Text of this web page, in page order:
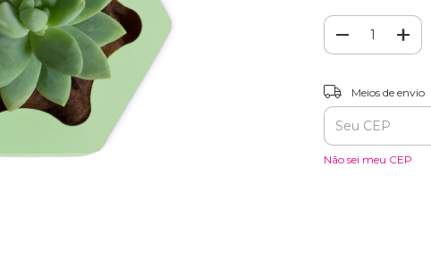
Entregas para o CEP:
Meios de envio
Não sei meu CEP